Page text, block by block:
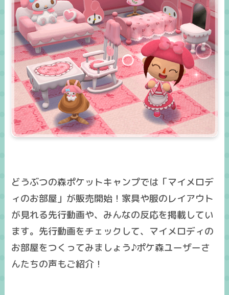
どうぶつの森ポケットキャンプでは「マイメロデ
ィのお部屋」が販売開始！家具や服のレイアウト
が見れる先行動画や、みんなの反応を掲載してい
ます。先行動画をチェックして、マイメロディの
お部屋をつくってみましょう♪ポケ森ユーザーさ
んたちの声もご紹介！